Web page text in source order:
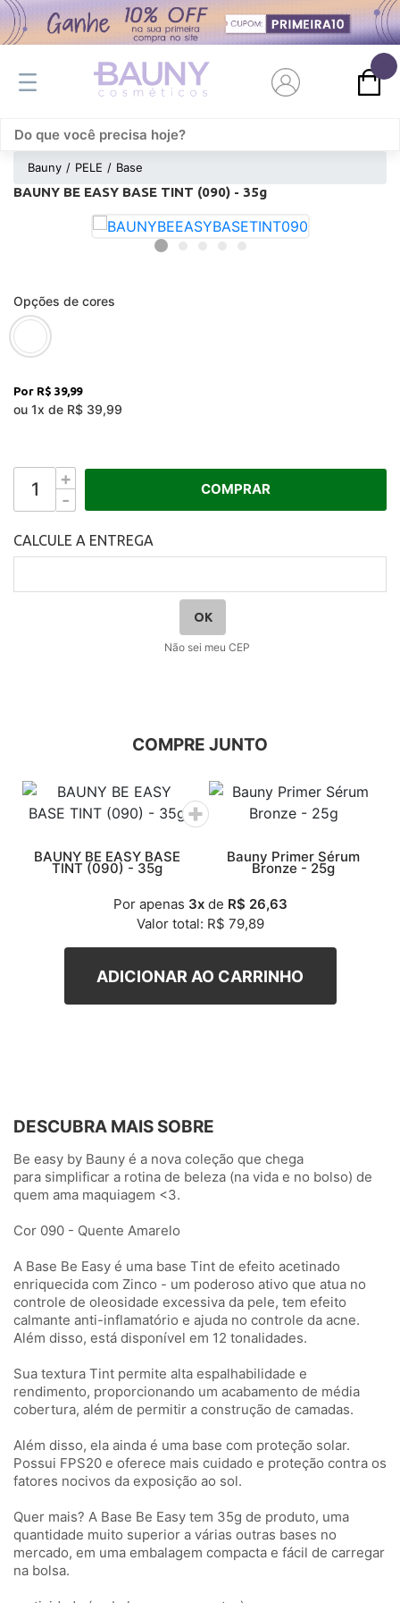
Bauny PELE Base
BAUNY BE EASY BASE TINT (090) - 35g
Opções de cores
R$ 39,99
ou 1x de R$ 39,99
+
-
COMPRAR
Não sei meu CEP
BAUNY BE EASY BASE
TINT (090) - 35g
Bauny Primer Sérum
Bronze - 25g
Por apenas 3xde R$ 26,63
Valor total: R$ 79,89
DESCUBRA MAIS SOBRE
Be easy by Bauny é a nova coleção que chega
para simplificar a rotina de beleza (na vida e no bolso) de
quem ama maquiagem <3.
Cor 090 - Quente Amarelo
A Base Be Easy é uma base Tint de efeito acetinado
enriquecida com Zinco - um poderoso ativo que atua no
controle de oleosidade excessiva da pele, tem efeito
calmante anti-inflamatório e ajuda no controle da acne.
Além disso, está disponível em 12 tonalidades.
Sua textura Tint permite alta espalhabilidade e
rendimento, proporcionando um acabamento de média
cobertura, além de permitir a construção de camadas.
Além disso, ela ainda é uma base com proteção solar.
Possui FPS20 e oferece mais cuidado e proteção contra os
fatores nocivos da exposição ao sol.
Quer mais? A Base Be Easy tem 35g de produto, uma
quantidade muito superior a várias outras bases no
mercado, em uma embalagem compacta e fácil de carregar
na bolsa.